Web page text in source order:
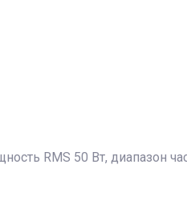
RMS 50 Вт, диапазон